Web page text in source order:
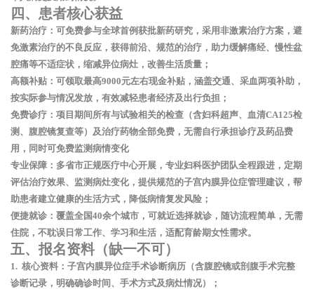
四、患者核心获益
新药治疗 ：可免费参与全球首例获批新药研究，采用非激素治疗方案，避
免激素治疗的不良反应，获得前沿、规范的治疗，助力缓解痛经、慢性盆
腔痛等不适症状，缩减异位病灶，改善生活质量；
高额补贴 ：可领取最高9000元左右现金补贴，涵盖交通、采血两项补助，
按实际参与情况发放，有效减轻患者经济及出行负担；
免费诊疗 ：项目期间所有与试验相关的检查（含妇科超声、血清CA125检
测、腹腔镜复查等）及治疗药物全部免费，无需自行承担诊疗及药品费
用，同时可免费监测病情变化
专业保障 ：多省市正规医疗中心开展，专业妇科医护团队全程跟进，定期
评估治疗效果、监测病灶变化，提供规范的子宫内膜异位症管理建议，帮
助患者建立健康的生活方式，降低病情复发风险；
便捷就诊 ：覆盖全国40余个城市，可就近选择就诊，随访流程简单，无需
住院，不耽误日常工作、学习和生活，适配育龄期女性需求。
五、报名资料（缺一不可）
1. 核心资料：子宫内膜异位症手术诊断病历（含腹腔镜或剖腹手术完整
诊断记录，明确确诊时间、手术方式及病灶情况）；